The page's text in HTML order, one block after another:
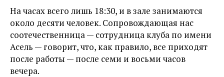
На часах всего лишь 18:30, и в зале занимаются
около десяти человек. Сопровождающая нас
соотечественница — сотрудница клуба по имени
Асель — говорит, что, как правило, все приходят
после работы — после семи и восьми часов
вечера.